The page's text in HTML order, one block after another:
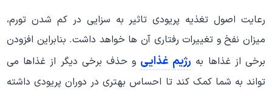
رعایت اصول تغذیه پریودی تاثیر به سزایی در کم شدن تورم،
میزان نفخ و تغییرات رفتاری آن ها خواهد داشت. بنابراین افزودن
برخی از غذاها به رژیم غذایی و حذف برخی دیگر از غذاها می
تواند به شما کمک کند تا احساس بهتری در دوران پریودی داشته